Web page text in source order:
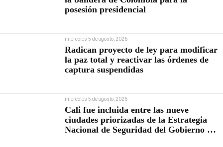
posesión presidencial
miércoles 5 de agosto, 2026
Radican proyecto de ley para modificar
la paz total y reactivar las órdenes de
captura suspendidas
miércoles 5 de agosto, 2026
Cali fue incluida entre las nueve
ciudades priorizadas de la Estrategia
Nacional de Seguridad del Gobierno de